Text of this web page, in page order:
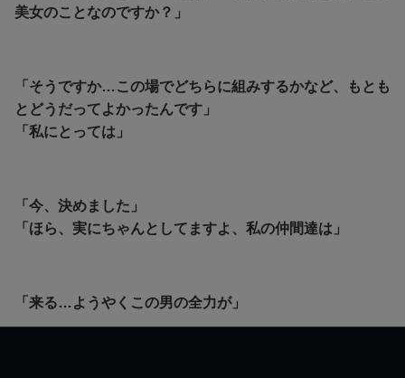
美女のことなのですか？」
「そうですか…この場でどちらに組みするかなど、もとも
とどうだってよかったんです」
「私にとっては」
「今、決めました」
「ほら、実にちゃんとしてますよ、私の仲間達は」
「来る…ようやくこの男の全力が」